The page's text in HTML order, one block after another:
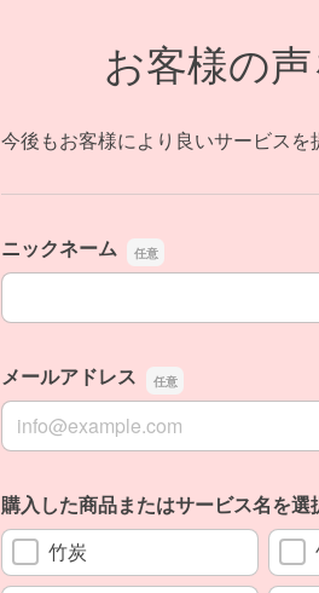
お客様の
今後もお客様により良いサービス
ニックネーム
ニックネーム
メールアドレス
メールアドレス
購入した商品またはサービス名を選
竹炭